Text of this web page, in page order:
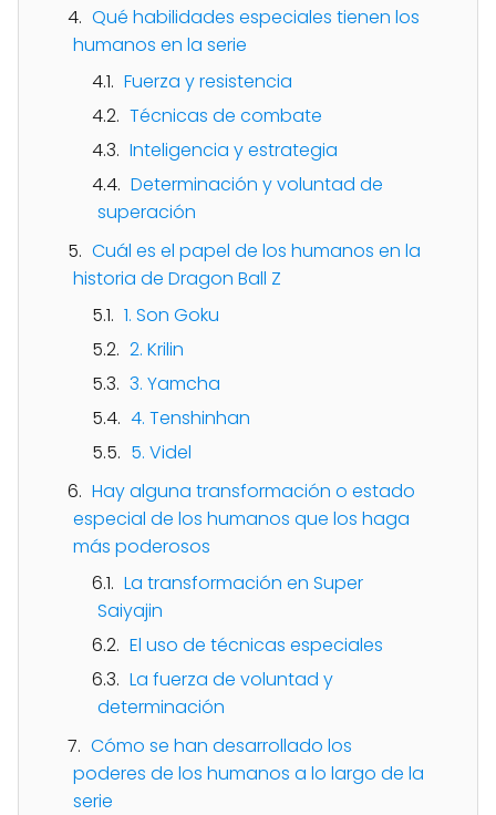
Qué habilidades especiales tienen los
humanos en la serie
Fuerza y resistencia
Técnicas de combate
Inteligencia y estrategia
Determinación y voluntad de
superación
Cuál es el papel de los humanos en la
historia de Dragon Ball Z
1. Son Goku
2. Krilin
3. Yamcha
4. Tenshinhan
5. Videl
Hay alguna transformación o estado
especial de los humanos que los haga
más poderosos
La transformación en Super
Saiyajin
El uso de técnicas especiales
La fuerza de voluntad y
determinación
Cómo se han desarrollado los
poderes de los humanos a lo largo de la
serie